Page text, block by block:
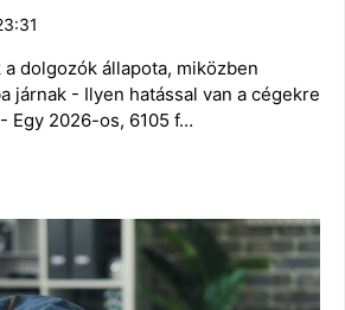
dolgozók állapota, miközben
járnak - Ilyen hatással van a cégekre
Egy 2026-os, 6105 f…